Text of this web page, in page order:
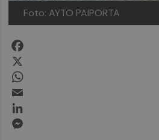
Foto: AYTO PAIPORTA